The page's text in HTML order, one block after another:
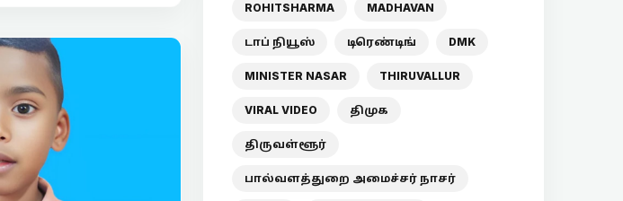
ROHITSHARMA MADHAVAN
டாப் நியூஸ் டிரெண்டிங் DMK
MINISTER NASAR THIRUVALLUR
VIRAL VIDEO திமுக
திருவள்ளூர்
பால்வளத்துறை அமைச்சர் நாசர்